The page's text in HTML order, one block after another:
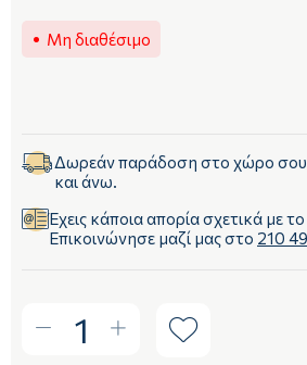
Μη διαθέσιμο
Δωρεάν παράδοση στο χώρο σου
και άνω.
Έχεις κάποια απορία σχετικά με
Επικοινώνησε μαζί μας στο 210
1